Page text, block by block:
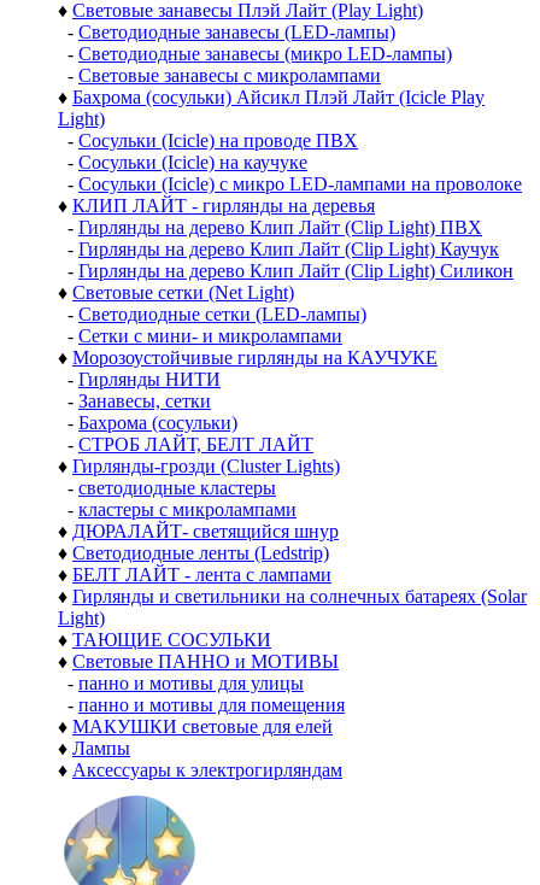
♦ Световые занавесы Плэй Лайт (Play Light)
- Светодиодные занавесы (LED-лампы)
- Светодиодные занавесы (микро LED-лампы)
- Световые занавесы с микролампами
♦ Бахрома (сосульки) Айсикл Плэй Лайт (Icicle Play
Light)
- Сосульки (Icicle) на проводе ПВХ
- Сосульки (Icicle) на каучуке
- Сосульки (Icicle) с микро LED-лампами на проволоке
♦ КЛИП ЛАЙТ - гирлянды на деревья
- Гирлянды на дерево Клип Лайт (Clip Light) ПВХ
- Гирлянды на дерево Клип Лайт (Clip Light) Каучук
- Гирлянды на дерево Клип Лайт (Clip Light) Силикон
♦ Световые сетки (Net Light)
- Светодиодные сетки (LED-лампы)
- Сетки с мини- и микролампами
♦ Морозоустойчивые гирлянды на КАУЧУКЕ
- Гирлянды НИТИ
- Занавесы, сетки
- Бахрома (сосульки)
- СТРОБ ЛАЙТ, БЕЛТ ЛАЙТ
♦ Гирлянды-грозди (Cluster Lights)
- светодиодные кластеры
- кластеры с микролампами
♦ ДЮРАЛАЙТ- светящийся шнур
♦ Светодиодные ленты (Ledstrip)
♦ БЕЛТ ЛАЙТ - лента с лампами
♦ Гирлянды и светильники на солнечных батареях (Solar
Light)
♦ ТАЮЩИЕ СОСУЛЬКИ
♦ Световые ПАННО и МОТИВЫ
- панно и мотивы для улицы
- панно и мотивы для помещения
♦ МАКУШКИ световые для елей
♦ Лампы
♦ Аксессуары к электрогирляндам